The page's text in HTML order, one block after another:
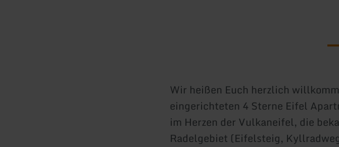
Wir heißen Euch herzlich
eingerichteten 4 Sterne Eifel
im Herzen der Vulkaneifel, die
Radelgebiet (Eifelsteig,